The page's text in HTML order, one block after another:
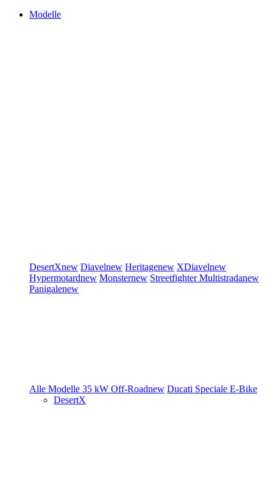
Modelle
DesertXnew Diavelnew Heritagenew XDiavelnew
Hypermotardnew Monsternew StreetfighterMultistradanew
Panigalenew
Alle Modelle 35 kW Off-Roadnew Ducati Speciale E-Bike
DesertX